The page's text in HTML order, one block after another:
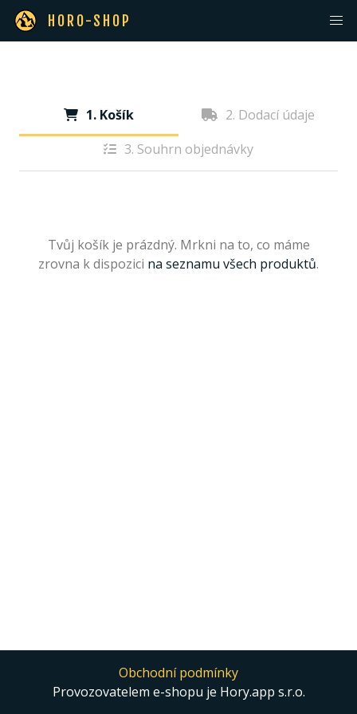
HORO-SHOP
1. Košík
2. Dodací údaje
3. Souhrn objednávky
Tvůj košík je prázdný. Mrkni na to, co máme
zrovna k dispozici na seznamu všech produktů.
Obchodní podmínky
Provozovatelem e-shopu je Hory.app s.r.o.